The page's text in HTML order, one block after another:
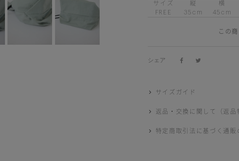
サイズ 縦
横
FREE
35cm 45cm
この
シェア
サイズガイド
返品・交換に関して（返品
特定商取引法に基づく通販